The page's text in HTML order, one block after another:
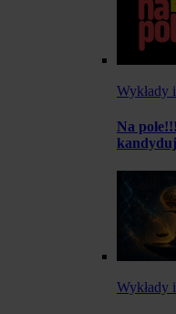
Wykłady
Na
Wykłady